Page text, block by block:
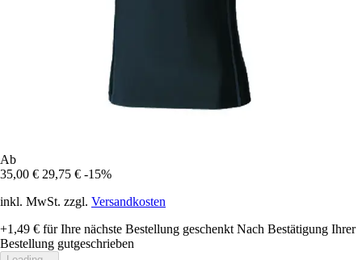
Ab
35,00 € 29,75 € -15%
inkl. MwSt. zzgl. Versandkosten
+1,49 € für Ihre nächste Bestellung geschenkt Nach Bestätigung Ihrer
Bestellung gutgeschrieben